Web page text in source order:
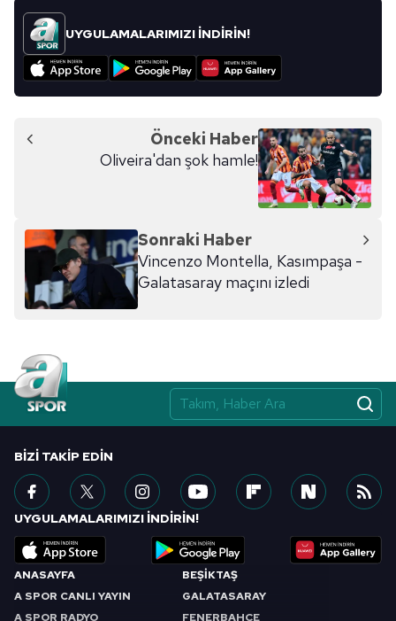
UYGULAMALARIMIZI İNDİRİN!
Önceki Haber
Oliveira'dan şok hamle!
Sonraki Haber
Vincenzo Montella, Kasımpaşa -
Galatasaray maçını izledi
ANASAYFA
A SPOR CANLI YAYIN
A SPOR RADYO
BEŞİKTAŞ
GALATASARAY
FENERBAHÇE
BIZI TAKIP EDIN
UYGULAMALARIMIZI İNDİRİN!